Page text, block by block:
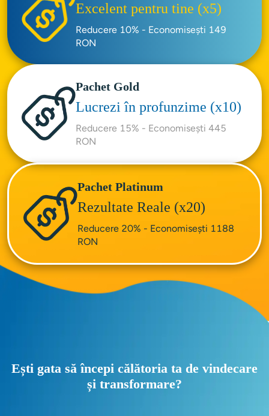
Excelent pentru tine (x5)
Reducere 10% - Economisești 149
RON
Pachet Gold
Lucrezi în profunzime (x10)
Reducere 15% - Economisești 445
RON
Pachet Platinum
Rezultate Reale (x20)
Reducere 20% - Economisești 1188
RON
Ești gata să începi călătoria ta de vindecare
și transformare?